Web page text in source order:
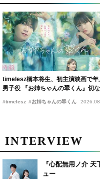
timelesz橋本将生、初主演映画で年
男子役 『お姉ちゃんの翠くん』切
恋の幕開けを予感
#timelesz #お姉ちゃんの翠くん
INTERVIEW
『心配無用ノ介
ュー